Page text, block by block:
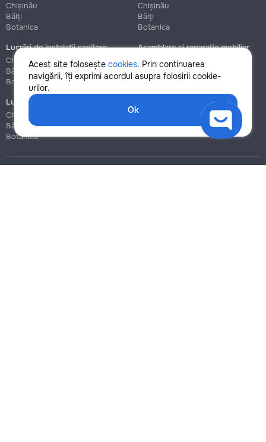
Acest site folosește cookies. Prin continuarea
navigării, îți exprimi acordul asupra folosirii cookie-
urilor.
Ok
Chișinău
Bălți
Botanica
Chișinău
Bălți
Botanica
Lucrări de instalații sanitare
Chișinău
Bălți
Botanica
Asamblare și reparație mobilier
Chișinău
Botanica
Lucrări de construcție și instalare
Chișinău
Bălți
Botanica